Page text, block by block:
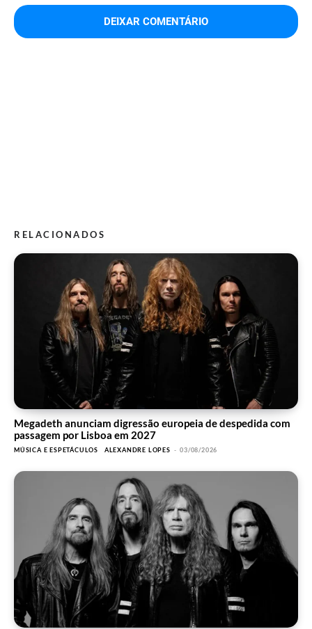
RELACIONADOS
Megadeth anunciam digressão europeia de despedida com
passagem por Lisboa em 2027
MÚSICA E ESPETÁCULOS ALEXANDRE LOPES - 03/08/2026